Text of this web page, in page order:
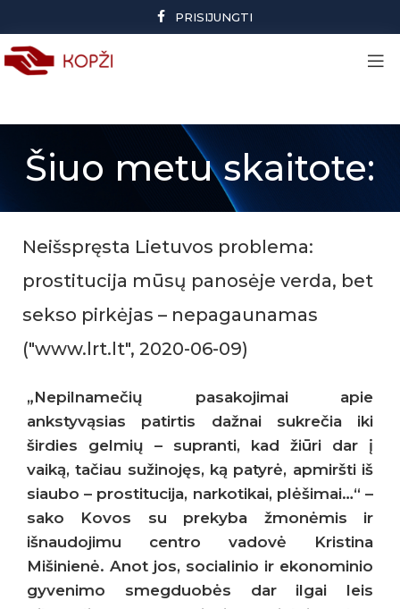
PRISIJUNGTI
Šiuo metu skaitote:
Neišspręsta Lietuvos problema:
prostitucija mūsų panosėje verda, bet
sekso pirkėjas – nepagaunamas
("www.lrt.lt", 2020-06-09)
„Nepilnamečių pasakojimai apie
ankstyvąsias patirtis dažnai sukrečia iki
širdies gelmių – supranti, kad žiūri dar į
vaiką, tačiau sužinojęs, ką patyrė, apmiršti iš
siaubo – prostitucija, narkotikai, plėšimai…“ –
sako Kovos su prekyba žmonėmis ir
išnaudojimu centro vadovė Kristina
Mišinienė. Anot jos, socialinio ir ekonominio
gyvenimo smegduobės dar ilgai leis